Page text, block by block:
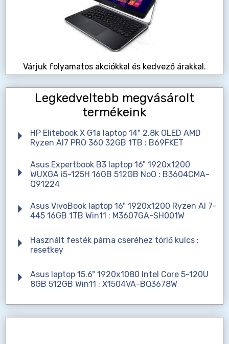
Várjuk folyamatos akciókkal és kedvező árakkal.
Legkedveltebb megvásárolt
termékeink
HP Elitebook X G1a laptop 14" 2.8k OLED AMD
Ryzen AI7 PRO 360 32GB 1TB : B69FKET
Asus Expertbook B3 laptop 16" 1920x1200
WUXGA i5-125H 16GB 512GB NoO : B3604CMA-
Q91224
Asus VivoBook laptop 16" 1920x1200 Ryzen AI 7-
445 16GB 1TB Win11 : M3607GA-SH001W
Használt festék párna cseréhez törlő kulcs :
resetkey
Asus laptop 15.6" 1920x1080 Intel Core 5-120U
8GB 512GB Win11 : X1504VA-BQ3678W